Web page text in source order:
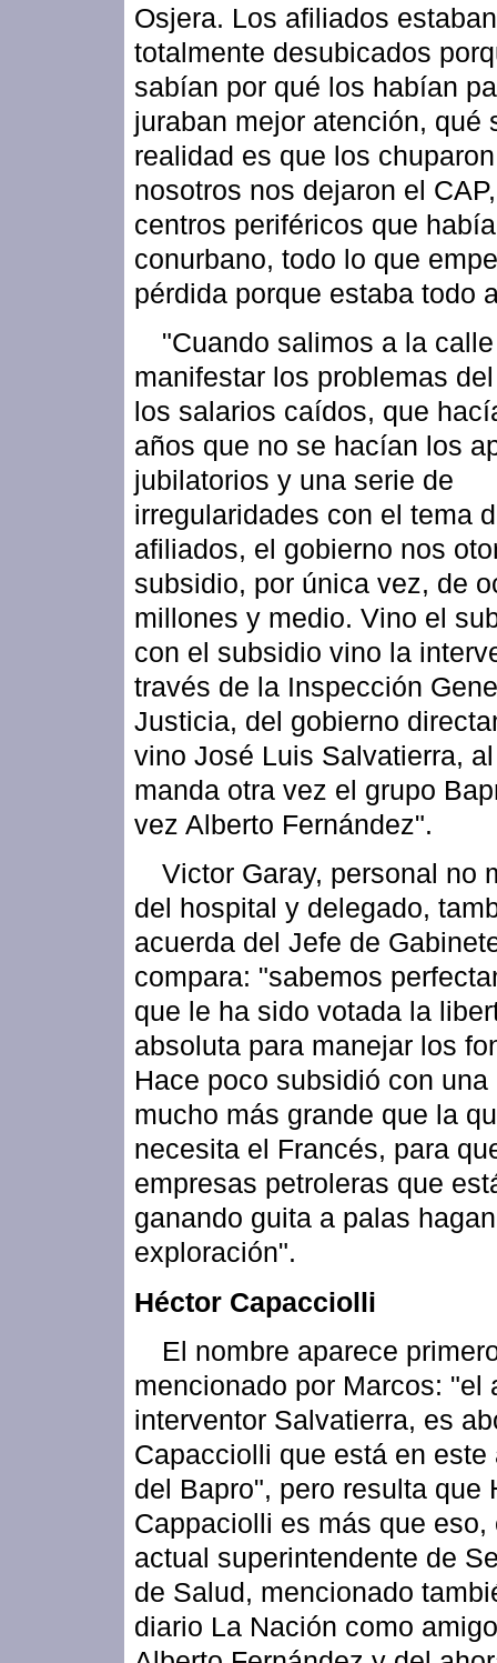
Osjera. Los afiliados estaban
totalmente desubicados
sabían por qué los habían
juraban mejor atención, qué
realidad es que los
nosotros nos dejaron el
centros periféricos que
conurbano, todo lo que
pérdida porque estaba todo
"Cuando salimos a la
manifestar los problemas
los salarios caídos, que
años que no se hacían los
jubilatorios y una serie de
irregularidades con el tema
afiliados, el gobierno nos
subsidio, por única vez, de
millones y medio. Vino el
con el subsidio vino la
través de la Inspección
Justicia, del gobierno
vino José Luis Salvatierra,
manda otra vez el grupo
vez Alberto Fernández".
Victor Garay, personal no
del hospital y delegado,
acuerda del Jefe de
compara: "sabemos
que le ha sido votada la
absoluta para manejar los
Hace poco subsidió con
mucho más grande que la
necesita el Francés, para
empresas petroleras que
ganando guita a palas hagan
exploración".
Héctor Capacciolli
El nombre aparece
mencionado por Marcos: "el
interventor Salvatierra, es
Capacciolli que está en este
del Bapro", pero resulta que
Cappaciolli es más que eso,
actual superintendente de
de Salud, mencionado
diario La Nación como